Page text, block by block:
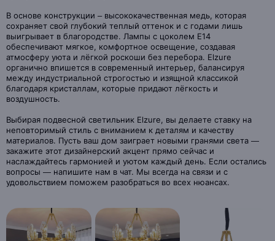
В основе конструкции – высококачественная медь, которая
сохраняет свой глубокий теплый оттенок и с годами лишь
выигрывает в благородстве. Лампы с цоколем Е14
обеспечивают мягкое, комфортное освещение, создавая
атмосферу уюта и лёгкой роскоши без перебора. Elzure
органично впишется в современный интерьер, балансируя
между индустриальной строгостью и изящной классикой
благодаря кристаллам, которые придают лёгкость и
воздушность.
Выбирая подвесной светильник Elzure, вы делаете ставку на
неповторимый стиль с вниманием к деталям и качеству
материалов. Пусть ваш дом заиграет новыми гранями света —
закажите этот дизайнерский акцент прямо сейчас и
наслаждайтесь гармонией и уютом каждый день. Если остались
вопросы — напишите нам в чат. Мы всегда на связи и с
удовольствием поможем разобраться во всех нюансах.